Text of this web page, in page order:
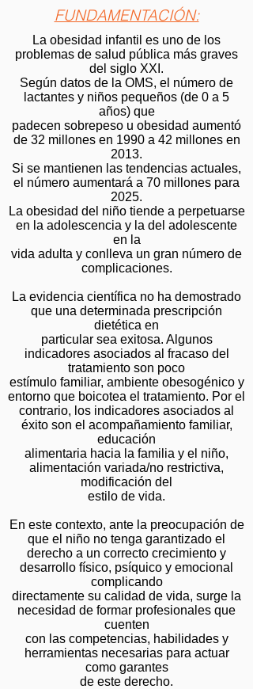
FUNDAMENTACIÓN:
La obesidad infantil es uno de los
problemas de salud pública más graves
del siglo XXI.
Según datos de la OMS, el número de
lactantes y niños pequeños (de 0 a 5
años) que
padecen sobrepeso u obesidad aumentó
de 32 millones en 1990 a 42 millones en
2013.
Si se mantienen las tendencias actuales,
el número aumentará a 70 millones para
2025.
La obesidad del niño tiende a perpetuarse
en la adolescencia y la del adolescente
en la
vida adulta y conlleva un gran número de
complicaciones.
La evidencia científica no ha demostrado
que una determinada prescripción
dietética en
particular sea exitosa. Algunos
indicadores asociados al fracaso del
tratamiento son poco
estímulo familiar, ambiente obesogénico y
entorno que boicotea el tratamiento. Por el
contrario, los indicadores asociados al
éxito son el acompañamiento familiar,
educación
alimentaria hacia la familia y el niño,
alimentación variada/no restrictiva,
modificación del
estilo de vida.
En este contexto, ante la preocupación de
que el niño no tenga garantizado el
derecho a un correcto crecimiento y
desarrollo físico, psíquico y emocional
complicando
directamente su calidad de vida, surge la
necesidad de formar profesionales que
cuenten
con las competencias, habilidades y
herramientas necesarias para actuar
como garantes
de este derecho.